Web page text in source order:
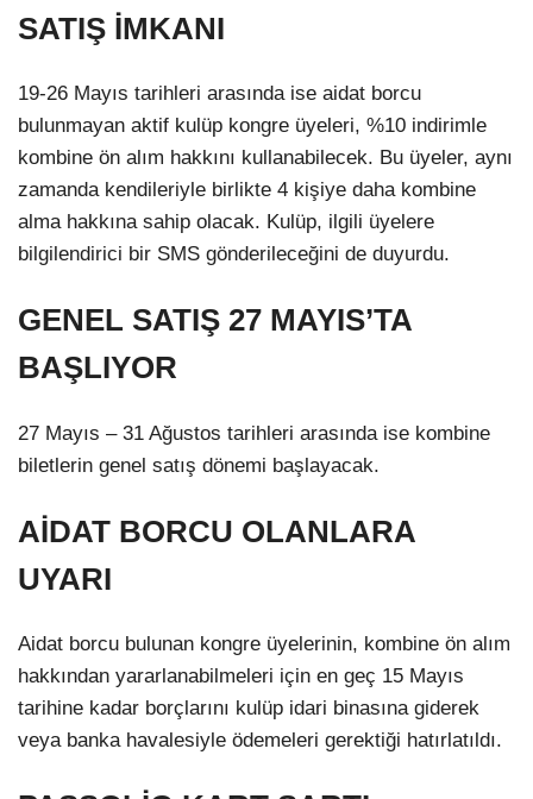
SATIŞ İMKANI
19-26 Mayıs tarihleri arasında ise aidat borcu
bulunmayan aktif kulüp kongre üyeleri, %10 indirimle
kombine ön alım hakkını kullanabilecek. Bu üyeler, aynı
zamanda kendileriyle birlikte 4 kişiye daha kombine
alma hakkına sahip olacak. Kulüp, ilgili üyelere
bilgilendirici bir SMS gönderileceğini de duyurdu.
GENEL SATIŞ 27 MAYIS’TA
BAŞLIYOR
27 Mayıs – 31 Ağustos tarihleri arasında ise kombine
biletlerin genel satış dönemi başlayacak.
AİDAT BORCU OLANLARA
UYARI
Aidat borcu bulunan kongre üyelerinin, kombine ön alım
hakkından yararlanabilmeleri için en geç 15 Mayıs
tarihine kadar borçlarını kulüp idari binasına giderek
veya banka havalesiyle ödemeleri gerektiği hatırlatıldı.